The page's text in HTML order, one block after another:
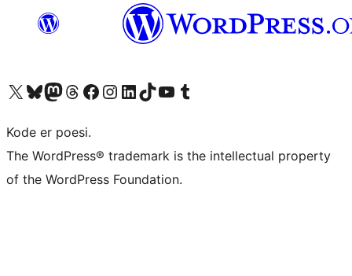
Besøg vores X (tidligere Twitter) konto
Besøg vores Bluesky-konto
Besøg vores Mastodon konto
Besøg vores Threads-konto
Besøg vores Facebook sideBesøg vores Instagram konto
Besøg vores LinkedIn konto
Besøg vores TikTok-konto
Besøg vores YouTube-kanalBesøg vores Tumblr-konto
Kode er poesi.
The WordPress® trademark is the intellectual property
of the WordPress Foundation.